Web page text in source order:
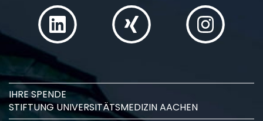
IHRE SPENDE
STIFTUNG UNIVERSITÄTSMEDIZIN AACHEN